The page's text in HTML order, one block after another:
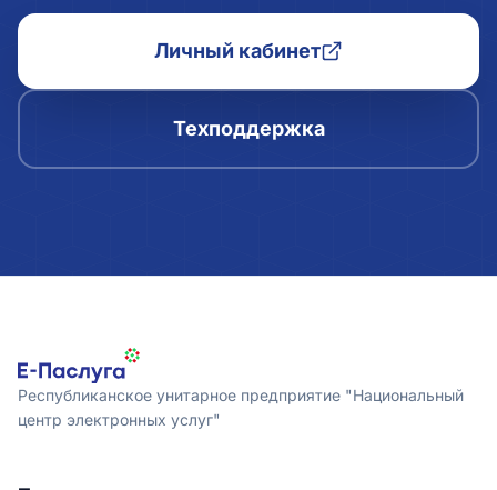
Личный кабинет
Техподдержка
Республиканское унитарное предприятие "Национальный
центр электронных услуг"